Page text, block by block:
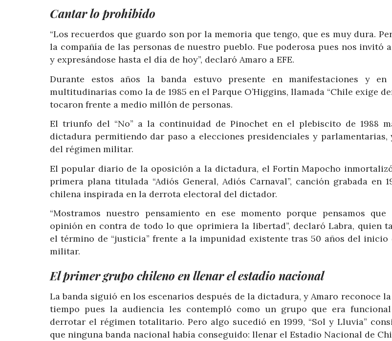
Cantar lo prohibido
“Los recuerdos que guardo son por la memoria que tengo, que es muy dura.
la compañía de las personas de nuestro pueblo. Fue poderosa pues nos invitó
y expresándose hasta el día de hoy”, declaró Amaro a EFE.
Durante estos años la banda estuvo presente en manifestaciones y en
multitudinarias como la de 1985 en el Parque O’Higgins, llamada “Chile exige
tocaron frente a medio millón de personas.
El triunfo del “No” a la continuidad de Pinochet en el plebiscito de 1988
dictadura permitiendo dar paso a elecciones presidenciales y parlamentarias,
del régimen militar.
El popular diario de la oposición a la dictadura, el Fortín Mapocho
primera plana titulada “Adiós General, Adiós Carnaval”, canción grabada en
chilena inspirada en la derrota electoral del dictador.
“Mostramos nuestro pensamiento en ese momento porque pensamos
opinión en contra de todo lo que oprimiera la libertad”, declaró Labra, quien
el término de “justicia” frente a la impunidad existente tras 50 años del
militar.
El primer grupo chileno en llenar el estadio nacional
La banda siguió en los escenarios después de la dictadura, y Amaro reconoce
tiempo pues la audiencia les contempló como un grupo que era
derrotar el régimen totalitario. Pero algo sucedió en 1999, “Sol y Lluvia”
que ninguna banda nacional había conseguido: llenar el Estadio Nacional de